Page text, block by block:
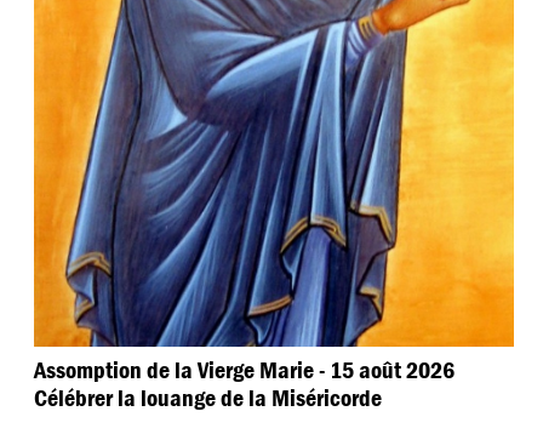
Assomption de la Vierge Marie - 15 août 2026
Célébrer la louange de la Miséricorde